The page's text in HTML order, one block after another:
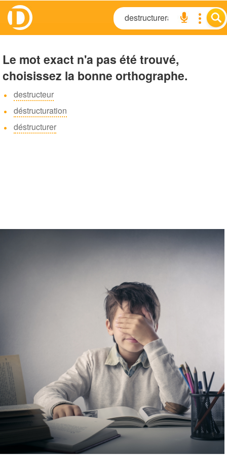
Le mot exact n'a pas été trouvé,
choisissez la bonne orthographe.
destructeur
déstructuration
déstructurer